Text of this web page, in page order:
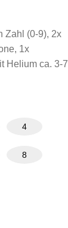
Zahl (0-9), 2x
1x
Helium ca. 3-7
4
8
Menge